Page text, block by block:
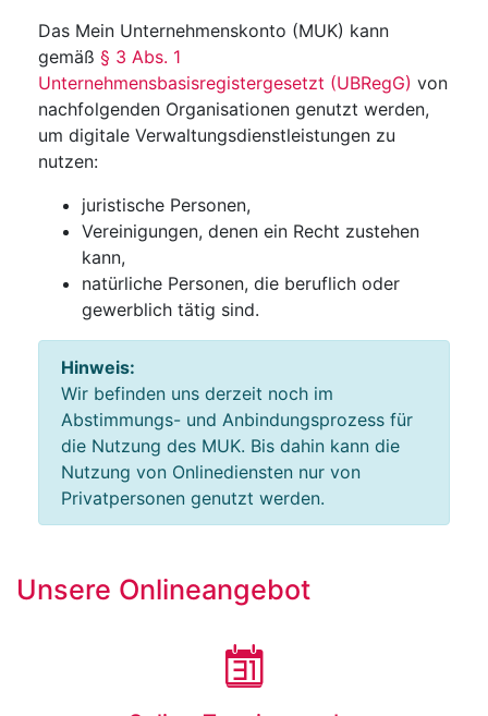
Das Mein Unternehmenskonto (MUK) kann
gemäß § 3 Abs. 1
Unternehmensbasisregistergesetzt (UBRegG) von
nachfolgenden Organisationen genutzt werden,
um digitale Verwaltungsdienstleistungen zu
nutzen:
juristische Personen,
Vereinigungen, denen ein Recht zustehen
kann,
natürliche Personen, die beruflich oder
gewerblich tätig sind.
Hinweis:
Wir befinden uns derzeit noch im
Abstimmungs- und Anbindungsprozess für
die Nutzung des MUK. Bis dahin kann die
Nutzung von Onlinediensten nur von
Privatpersonen genutzt werden.
Unsere Onlineangebot